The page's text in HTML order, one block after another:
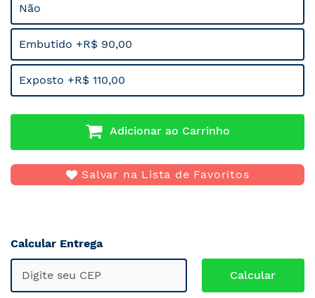
Não
Embutido +R$ 90,00
Exposto +R$ 110,00
Adicionar ao Carrinho
Salvar na Lista de Favoritos
Calcular Entrega